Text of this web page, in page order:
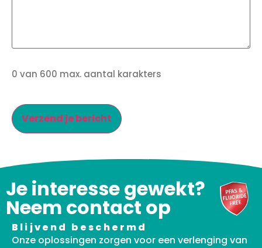
0 van 600 max. aantal karakters
Je interesse gewekt?
Neem contact op
Blijvend beschermd
Onze oplossingen zorgen voor een verlenging van